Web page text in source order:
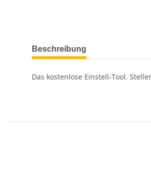
Beschreibung
Das kostenlose Einstell-Tool.